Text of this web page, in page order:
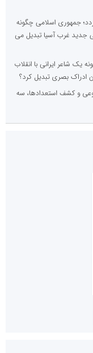
جمهوری اسلامی چگونه
جدید غرب آسیا تبدیل می
یک شاعر ایرانی با انقلاب
ادراک بصری تبدیل کرد؟
و کشف استعدادها، سه